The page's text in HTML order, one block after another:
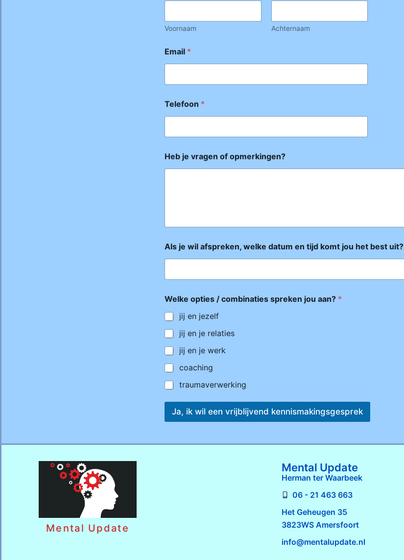
Voornaam Achternaam
Email *
Telefoon *
Heb je vragen of opmerkingen?
Als je wil afspreken, welke datum en tijd komt jou het best uit?
Welke opties / combinaties spreken jou aan? *
jij en jezelf
jij en je relaties
jij en je werk
coaching
traumaverwerking
Ja, ik wil een vrijblijvend kennismakingsgesprek
Mental Update
Mental Update
Herman ter Waarbeek
06 - 21 463 663
Het Geheugen 35
3823WS Amersfoort
info@mentalupdate.nl